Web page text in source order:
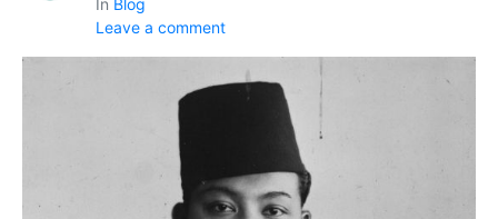
In Blog
Leave a comment